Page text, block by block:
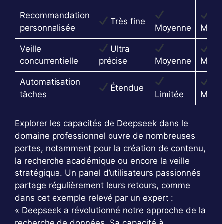
Recommandation
personnalisée
Très fine
Moyenne
Veille
concurrentielle
Ultra
précise
Moyenne
Automatisation
tâches
Étendue
Limitée
Explorer les capacités de Deepseek dans le
domaine professionnel ouvre de nombreuses
portes, notamment pour la création de contenu,
la recherche académique ou encore la veille
stratégique. Un panel d’utilisateurs passionnés
partage régulièrement leurs retours, comme
dans cet exemple relevé par un expert :
« Deepseek a révolutionné notre approche de la